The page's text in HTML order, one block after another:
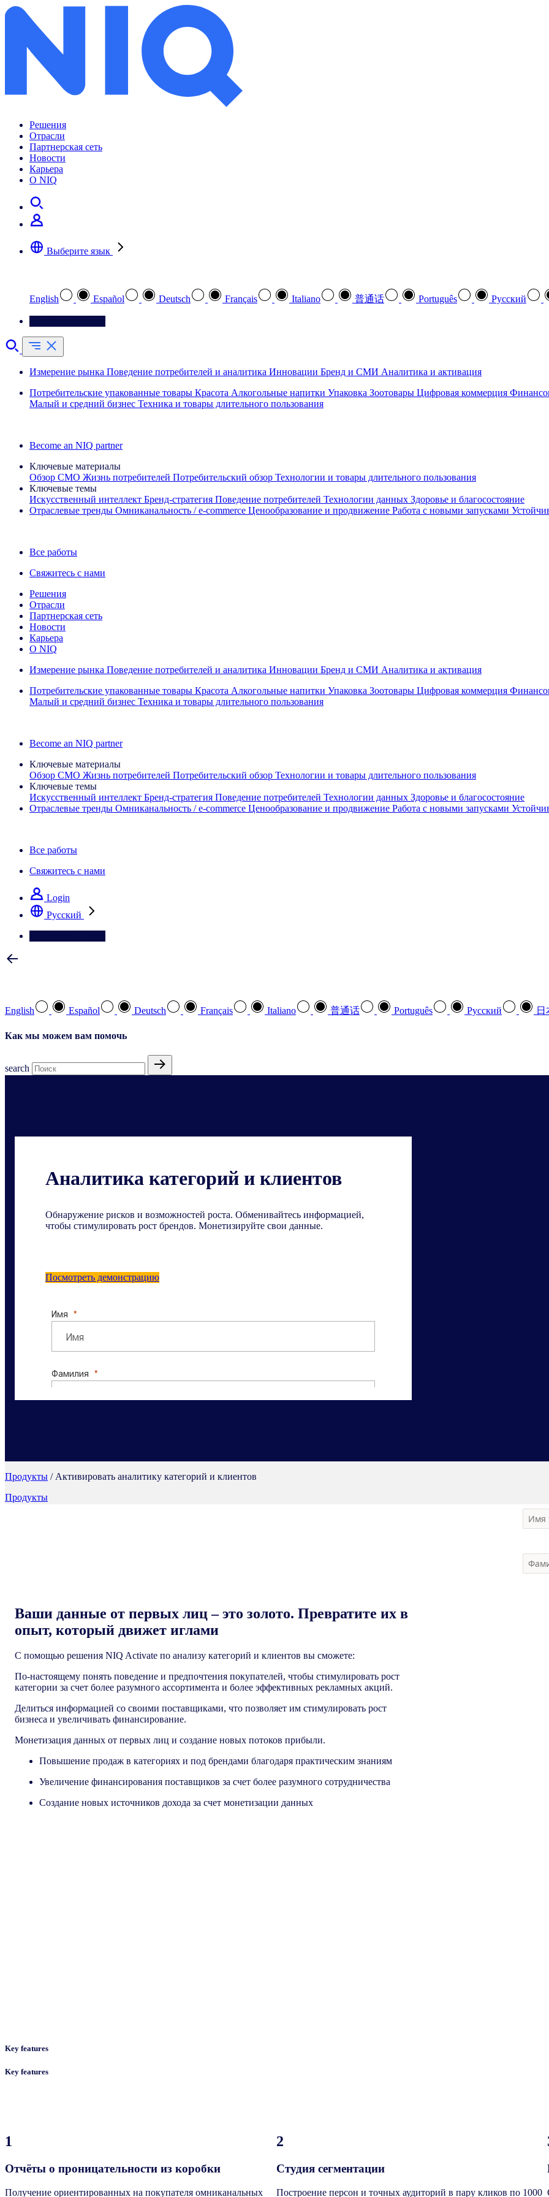
Решения
Отрасли
Партнерская сеть
Новости
Карьера
О NIQ
Выберите язык
English Español Deutsch Français Italiano 普通话 Português Pусский
Измерение рынка Поведение потребителей и аналитика Инновации Бренд и СМИ Аналитика и активация
Потребительские упакованные товары Красота Алкогольные напитки Упаковка Зоотовары Цифровая коммерция
Малый и средний бизнес Техника и товары длительного пользования
Become an NIQ partner
Ключевые материалы
Обзор CMO Жизнь потребителей Потребительский обзор Технологии и товары длительного пользования
Ключевые темы
Искусственный интеллект Бренд‑стратегия Поведение потребителей Технологии данных Здоровье и благосостояние
Отраслевые тренды Омниканальность / e‑commerce Ценообразование и продвижение Работа с новыми запусками
Все работы
Свяжитесь с нами
Решения
Отрасли
Партнерская сеть
Новости
Карьера
О NIQ
Измерение рынка Поведение потребителей и аналитика Инновации Бренд и СМИ Аналитика и активация
Потребительские упакованные товары Красота Алкогольные напитки Упаковка Зоотовары Цифровая коммерция
Малый и средний бизнес Техника и товары длительного пользования
Become an NIQ partner
Ключевые материалы
Обзор CMO Жизнь потребителей Потребительский обзор Технологии и товары длительного пользования
Ключевые темы
Искусственный интеллект Бренд‑стратегия Поведение потребителей Технологии данных Здоровье и благосостояние
Отраслевые тренды Омниканальность / e‑commerce Ценообразование и продвижение Работа с новыми запусками
Все работы
Свяжитесь с нами
Login
Pусский
English Español Deutsch Français Italiano 普通话 Português Pусский 日
Как мы можем вам помочь
search
Аналитика категорий и клиентов
Обнаружение рисков и возможностей роста. Обменивайтесь информацией,
чтобы стимулировать рост брендов. Монетизируйте свои данные.
Посмотреть демонстрацию
Продукты / Активировать аналитику категорий и клиентов
Продукты
Ваши данные от первых лиц – это золото. Превратите их в
опыт, который движет иглами
С помощью решения NIQ Activate по анализу категорий и клиентов вы сможете:
По-настоящему понять поведение и предпочтения покупателей, чтобы стимулировать рост
категории за счет более разумного ассортимента и более эффективных рекламных акций.
Делиться информацией со своими поставщиками, что позволяет им стимулировать рост
бизнеса и увеличивать финансирование.
Монетизация данных от первых лиц и создание новых потоков прибыли.
Повышение продаж в категориях и под брендами благодаря практическим знаниям
Увеличение финансирования поставщиков за счет более разумного сотрудничества
Создание новых источников дохода за счет монетизации данных
Key features
Key features
1
Отчёты о проницательности из коробки
Получение ориентированных на покупателя омниканальных
2
Студия сегментации
Построение персон и точных аудиторий в пару кликов по 1000